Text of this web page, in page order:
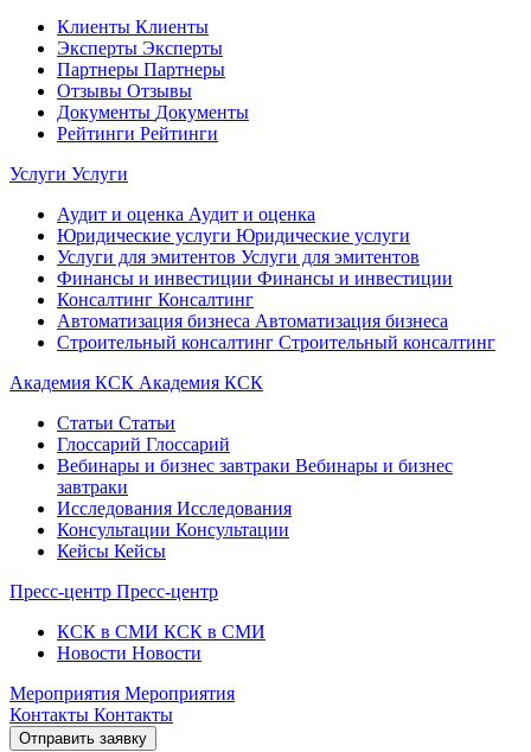
Клиенты Клиенты
Эксперты Эксперты
Партнеры Партнеры
Отзывы Отзывы
Документы Документы
Рейтинги Рейтинги
Услуги Услуги
Аудит и оценка Аудит и оценка
Юридические услуги Юридические услуги
Услуги для эмитентов Услуги для эмитентов
Финансы и инвестиции Финансы и инвестиции
Консалтинг Консалтинг
Автоматизация бизнеса Автоматизация бизнеса
Строительный консалтинг Строительный консалтинг
Академия КСК Академия КСК
Статьи Статьи
Глоссарий Глоссарий
Вебинары и бизнес завтраки Вебинары и бизнес
завтраки
Исследования Исследования
Консультации Консультации
Кейсы Кейсы
Пресс-центр Пресс-центр
КСК в СМИ КСК в СМИ
Новости Новости
Мероприятия Мероприятия
Контакты Контакты
Отправить заявку